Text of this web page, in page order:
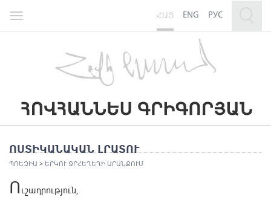
Toggle
navigation
ՀԱՅ ENG РУС
ՈՍՏԻԿԱՆԱԿԱՆ ԼՐԱՏՈՒ
ՊՈԵԶԻԱ > ԵՐԿՈՒ ՋՐՀԵՂԵՂԻ ԱՐԱՆՔՈՒՄ
Ո ւշադրություն,